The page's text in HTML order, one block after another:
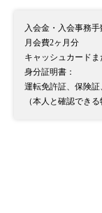
入会金・入会事務
月会費2ヶ月分
キャッシュカード
身分証明書：
運転免許証、保険
（本人と確認できる